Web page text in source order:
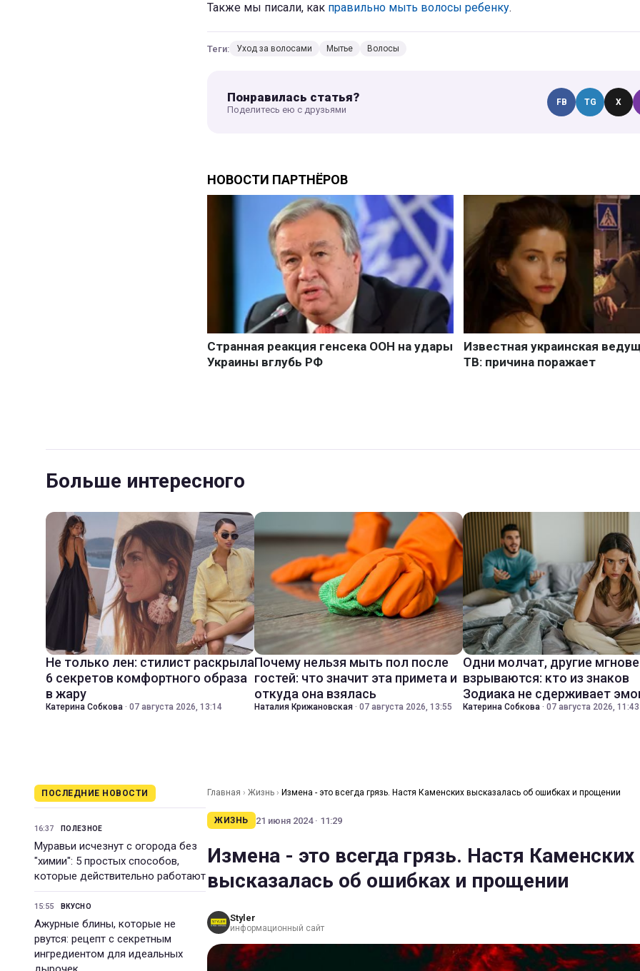
Также мы писали, как правильно мыть волосы ребенку.
Теги: Уход за волосами Мытье Волосы
Понравилась статья?
Поделитесь ею с друзьями
FB TG X
Больше интересного
Не только лен: стилист раскрыла
6 секретов комфортного образа
в жару
Катерина Собкова · 07 августа 2026, 13:14
Почему нельзя мыть пол после
гостей: что значит эта примета и
откуда она взялась
Наталия Крижановская · 07 августа 2026, 13:55
Одни молчат, другие
взрываются: кто из знаков
Зодиака не сдерживает
Катерина Собкова · 07 августа 2026, 11:43
ПОСЛЕДНИЕ НОВОСТИ
16:37 ПОЛЕЗНОЕ
Муравьи исчезнут с огорода без
"химии": 5 простых способов,
которые действительно работают
15:55 ВКУСНО
Ажурные блины, которые не
рвутся: рецепт с секретным
ингредиентом для идеальных
Главная › Жизнь › Измена - это всегда грязь. Настя Каменских высказалась об ошибках и прощении
ЖИЗНЬ 21 июня 2024 · 11:29
Измена - это всегда грязь. Настя Каменских
высказалась об ошибках и прощении
Styler
информационный сайт